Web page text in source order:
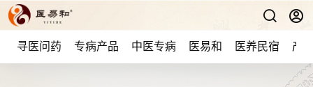
寻医问药 专病产品 中医专病 医易和 医养民宿 产